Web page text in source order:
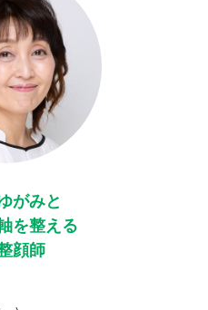
がみと
を整える
顔師